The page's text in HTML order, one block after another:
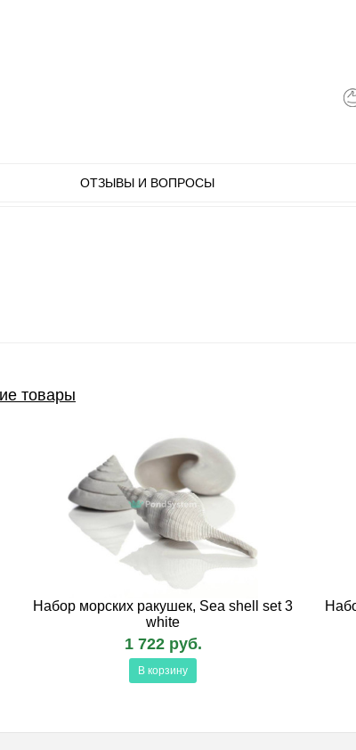
ОТЗЫВЫ И ВОПРОСЫ
товары
Набор морских ракушек, Sea shell set 3
white
1 722 руб.
В корзину